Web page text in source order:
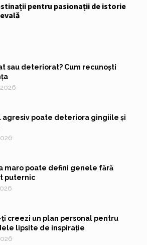
pentru pasionații de istorie
sau deteriorat? Cum recunoști
agresiv poate deteriora gingiile și
maro poate defini genele fără
puternic
ți creezi un plan personal pentru
lipsite de inspirație